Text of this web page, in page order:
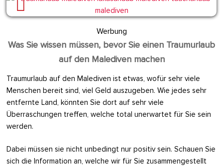
Werbung
Was Sie wissen müssen, bevor Sie einen Traumurlaub
auf den Malediven machen
Traumurlaub auf den Malediven ist etwas, wofür sehr viele
Menschen bereit sind, viel Geld auszugeben. Wie jedes sehr
entfernte Land, könnten Sie dort auf sehr viele
Überraschungen treffen, welche total unerwartet für Sie sein
werden.
Dabei müssen sie nicht unbedingt nur positiv sein. Schauen Sie
sich die Information an, welche wir für Sie zusammengestellt